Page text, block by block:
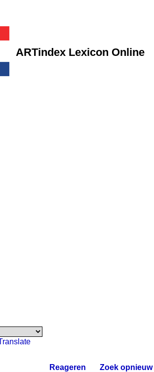
ARTindex Lexicon Online
Reageren Zoek opnieuw.